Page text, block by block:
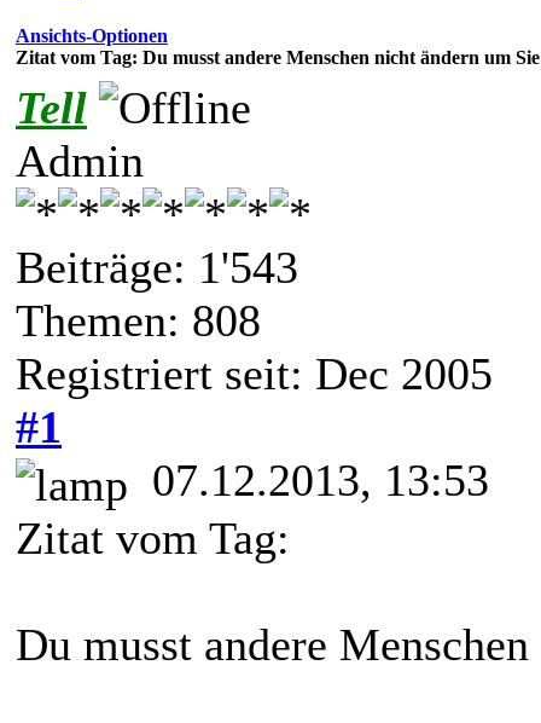
Ansichts-Optionen
Zitat vom Tag: Du musst andere Menschen nicht ändern um
Tell
Admin
Beiträge: 1'543
Themen: 808
Registriert seit: Dec 2005
#1
07.12.2013, 13:53
Zitat vom Tag:
Du musst andere